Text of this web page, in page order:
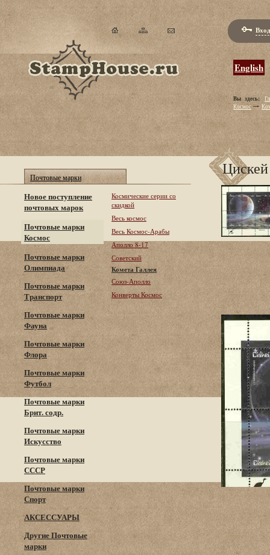
English
Вы здесь:
Космос
Почтовые марки
Новое поступление
почтовых марок
Почтовые марки
Космос
Почтовые марки
Олимпиада
Почтовые марки
Транспорт
Почтовые марки
Фауна
Почтовые марки
Флора
Почтовые марки
Футбол
Почтовые марки
Брит. содр.
Почтовые марки
Искусство
Почтовые марки
СССР
Почтовые марки
Спорт
АКСЕССУАРЫ
Другие Почтовые
марки
Космические серии со
скидкой
Весь космос
Весь Космос-Арабы
Аполло 8-17
Советский
Комета Галлея
Союз-Аполло
Конверты Космос